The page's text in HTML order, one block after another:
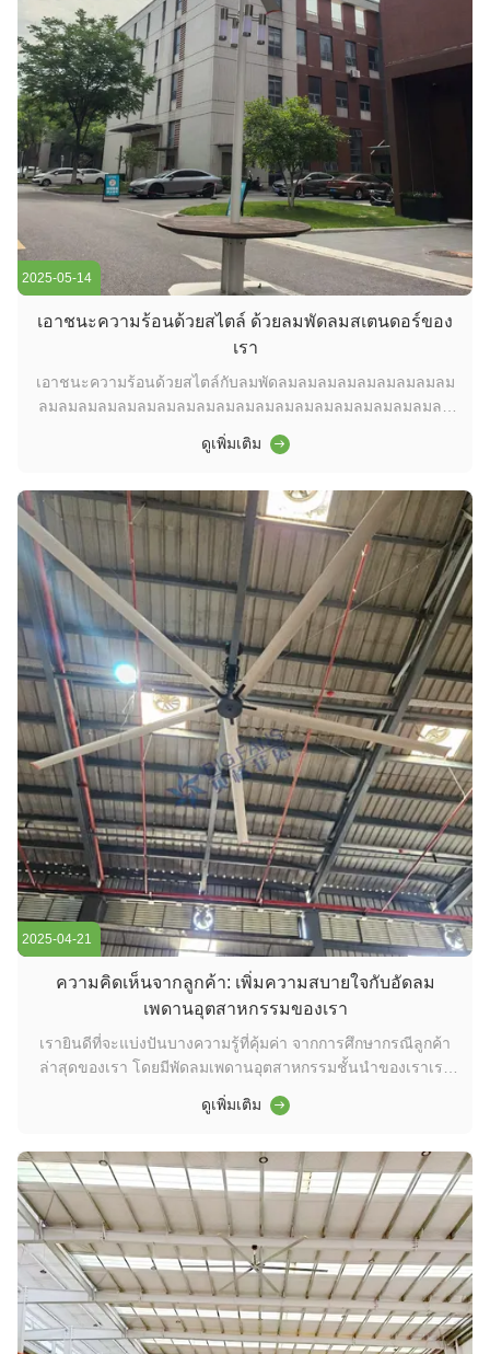
2025-05-14
เอาชนะความร้อนด้วยสไตล์ ด้วยลมพัดลมสเตนดอร์ของ
เรา
เอาชนะความร้อนด้วยสไตล์กับลมพัดลมลมลมลมลมลมลมลมลม
ลมลมลมลมลมลมลมลมลมลมลมลมลมลมลมลมลมลมลมลมลม
ลมลมลมลมลมลมลมลมลมลมลมลมลมลมลมลมลมลมลมลมลม
ลมลมลมลมลมลมลมลมลมลมลมลมลมลมลมลมลมลมลมลมลม
ลมลมลมลมลมลมลมลมลมลมลมลมลมลมลมลมลมลมลมลมลม
ลมลมลมลมลมลมลพัดลมสวยงามนี้ทําให้แขกเย็นแ...
ดูเพิ่มเติม
2025-04-21
ความคิดเห็นจากลูกค้า: เพิ่มความสบายใจกับอัดลม
เพดานอุตสาหกรรมของเรา
เรายินดีที่จะแบ่งปันบางความรู้ที่คุ้มค่า จากการศึกษากรณีลูกค้า
ล่าสุดของเรา โดยมีพัดลมเพดานอุตสาหกรรมชั้นนําของเราเรา
มุ่งมั่นในการปรับปรุงสภาพแวดล้อม ผ่านการแก้ไขที่นวัตกรรม
และการบริการลูกค้าที่โดดเด่น. พัดลมเพดานอุตสาหกรรมของเรา
ผลิต จนถึ...
ดูเพิ่มเติม